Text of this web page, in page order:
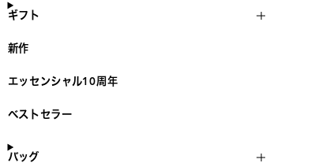
ギフト
新作
エッセンシャル10周年
ベストセラー
バッグ